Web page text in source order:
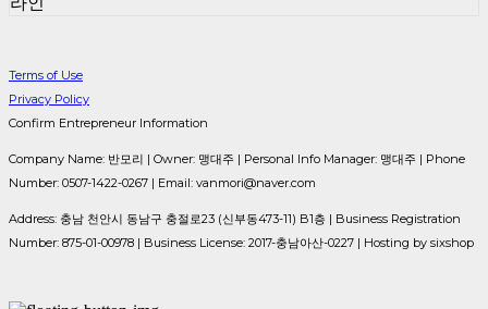
Terms of Use
Privacy Policy
Confirm Entrepreneur Information
Company Name: 반모리 | Owner: 맹대주 | Personal Info Manager: 맹대주 | Phone
Number: 0507-1422-0267 | Email: vanmori@naver.com
Address: 충남 천안시 동남구 충절로23 (신부동473-11) B1층 | Business Registration
Number: 875-01-00978 | Business License: 2017-충남아산-0227 | Hosting by sixshop